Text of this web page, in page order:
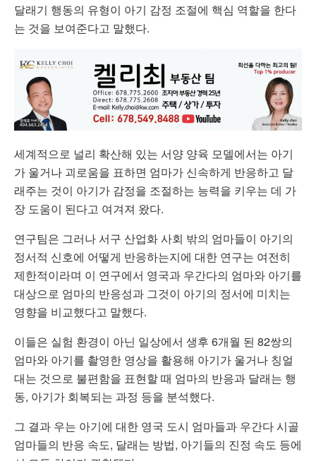
달래기 행동의 유형이 아기 감정 조절에 핵심 역할을 한다
는 것을 보여준다고 말했다.
세계적으로 널리 확산해 있는 서양 양육 모델에서는 아기
가 울거나 괴로움을 표하면 엄마가 신속하게 반응하고 달
래주는 것이 아기가 감정을 조절하는 능력을 키우는 데 가
장 도움이 된다고 여겨져 왔다.
연구팀은 그러나 서구 산업화 사회 밖의 엄마들이 아기의
정서적 신호에 어떻게 반응하는지에 대한 연구는 여전히
제한적이라며 이 연구에서 영국과 우간다의 엄마와 아기를
대상으로 엄마의 반응성과 그것이 아기의 정서에 미치는
영향을 비교했다고 말했다.
이들은 실험 환경이 아닌 일상에서 생후 6개월 된 82쌍의
엄마와 아기를 촬영한 영상을 활용해 아기가 울거나 칭얼
대는 것으로 불편함을 표현할 때 엄마의 반응과 달래는 행
동, 아기가 회복되는 과정 등을 분석했다.
그 결과 우는 아기에 대한 영국 도시 엄마들과 우간다 시골
엄마들의 반응 속도, 달래는 방법, 아기들의 진정 속도 등에